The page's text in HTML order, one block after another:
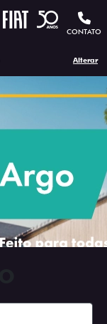
CONTATO
Alterar